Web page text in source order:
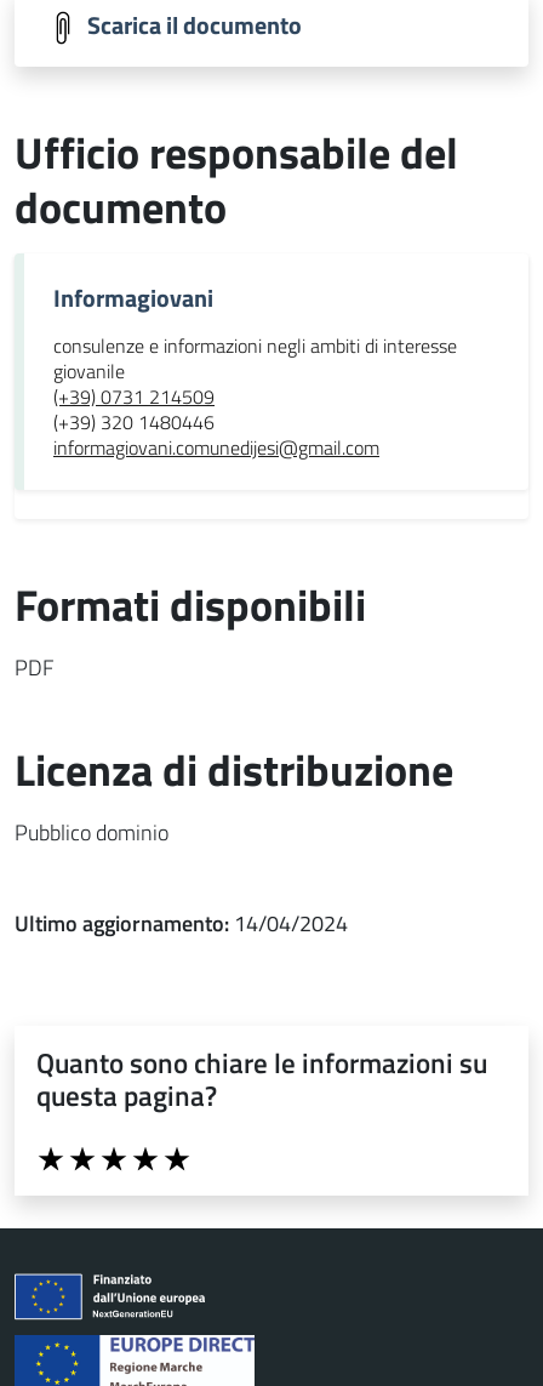
Scarica il documento
Ufficio responsabile del
documento
Informagiovani
consulenze e informazioni negli ambiti di interesse
giovanile
(+39) 0731 214509
(+39) 320 1480446
informagiovani.comunedijesi@gmail.com
Formati disponibili
PDF
Licenza di distribuzione
Pubblico dominio
Ultimo aggiornamento: 14/04/2024
Quanto sono chiare le informazioni su
questa pagina?
Valuta da 1 a 5 stelle la pagina
Valuta 5 stelle su 5
Valuta 4 stelle su 5
Valuta 3 stelle su 5
Valuta 2 stelle su 5
Valuta 1 stelle su 5